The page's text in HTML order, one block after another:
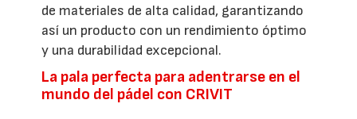
de materiales de alta calidad, garantizando
así un producto con un rendimiento óptimo
y una durabilidad excepcional.
La pala perfecta para adentrarse en el
mundo del pádel con CRIVIT